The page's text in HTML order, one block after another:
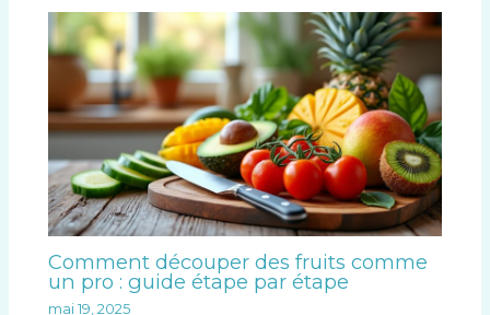
Comment découper des fruits comme
un pro : guide étape par étape
mai 19, 2025